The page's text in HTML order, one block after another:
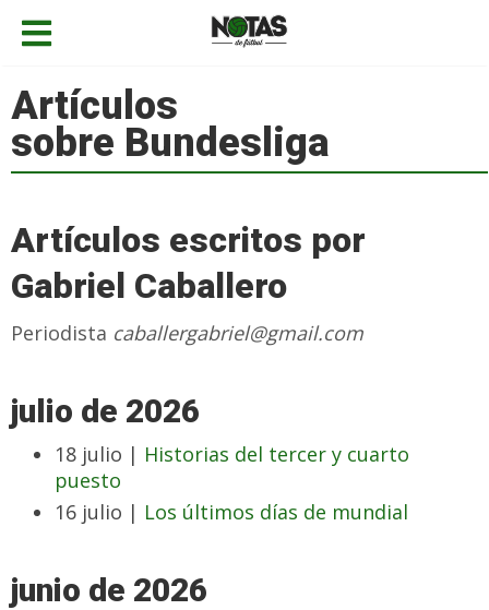
Artículos
sobre Bundesliga
Artículos escritos por
Gabriel Caballero
Periodista caballergabriel@gmail.com
julio de 2026
18 julio | Historias del tercer y cuarto
puesto
16 julio | Los últimos días de mundial
junio de 2026